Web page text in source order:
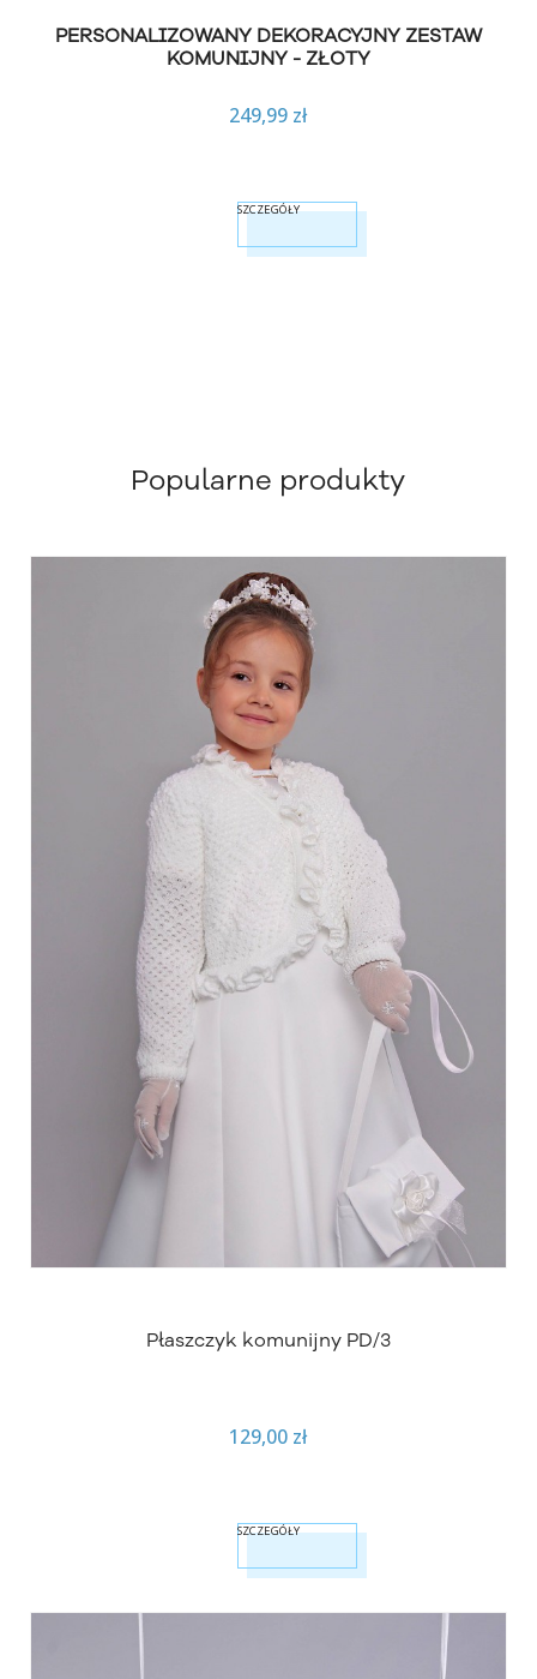
PERSONALIZOWANY DEKORACYJNY ZESTAW
KOMUNIJNY - ZŁOTY
249,99 zł
SZCZEGÓŁY
Popularne produkty
Płaszczyk komunijny PD/3
129,00 zł
SZCZEGÓŁY